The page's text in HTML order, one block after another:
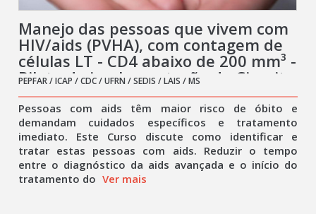
Manejo das pessoas que vivem com
HIV/aids (PVHA), com contagem de
células LT - CD4 abaixo de 200 mm³ -
Piloto de implementação do Circuito
rápido para enfrentamento da aids
PEPFAR / ICAP / CDC / UFRN / SEDIS / LAIS / MS
Pessoas com aids têm maior risco de óbito e
demandam cuidados específicos e tratamento
imediato. Este Curso discute como identificar e
tratar estas pessoas com aids. Reduzir o tempo
entre o diagnóstico da aids avançada e o início do
tratamento do Ver mais